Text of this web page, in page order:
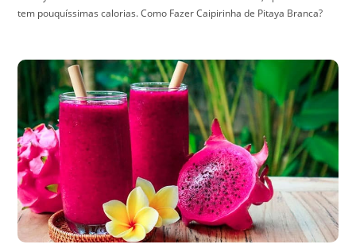
tem pouquíssimas calorias. Como Fazer Caipirinha de Pitaya Branca?